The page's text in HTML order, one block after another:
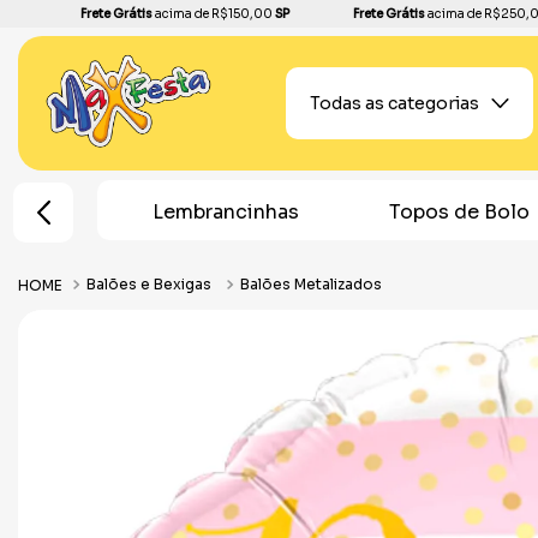
Frete Grátisacima de R$150,00 SP Frete Grátisacima de
Todas as categorias
Festa Lembrancinhas Topos de Bolo
Balões e Bexigas Balões Metalizados